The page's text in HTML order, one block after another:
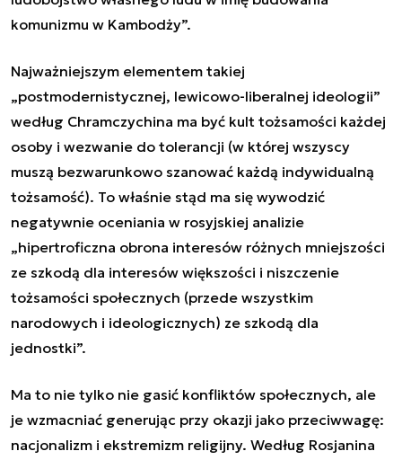
komunizmu w Kambodży”.
Najważniejszym elementem takiej
„postmodernistycznej, lewicowo-liberalnej ideologii”
według Chramczychina ma być kult tożsamości każdej
osoby i wezwanie do tolerancji (w której wszyscy
muszą bezwarunkowo szanować każdą indywidualną
tożsamość). To właśnie stąd ma się wywodzić
negatywnie oceniania w rosyjskiej analizie
„hipertroficzna obrona interesów różnych mniejszości
ze szkodą dla interesów większości i niszczenie
tożsamości społecznych (przede wszystkim
narodowych i ideologicznych) ze szkodą dla
jednostki”.
Ma to nie tylko nie gasić konfliktów społecznych, ale
je wzmacniać generując przy okazji jako przeciwwagę:
nacjonalizm i ekstremizm religijny. Według Rosjanina